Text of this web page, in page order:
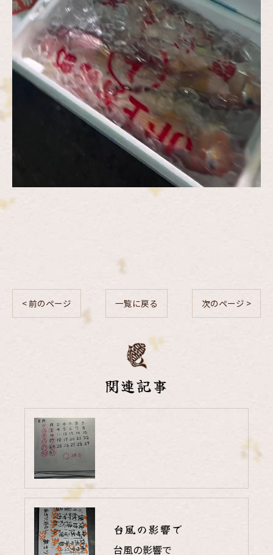
< 前のページ 一覧に戻る 次のページ >
関連記事
台風の影響で
台風の影響で